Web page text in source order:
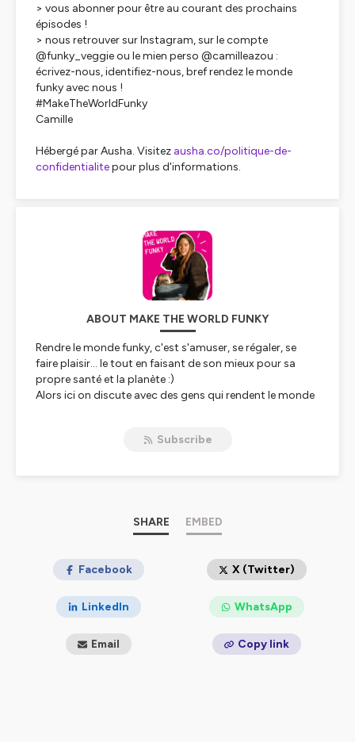
> vous abonner pour être au courant des prochains
épisodes !
> nous retrouver sur Instagram, sur le compte
@funky_veggie ou le mien perso @camilleazou :
écrivez-nous, identifiez-nous, bref rendez le monde
funky avec nous !
#MakeTheWorldFunky
Camille
Hébergé par Ausha. Visitez ausha.co/politique-de-
confidentialitepour plus d'informations.
ABOUT MAKE THE WORLD FUNKY
Rendre le monde funky, c'est s'amuser, se régaler, se
faire plaisir… le tout en faisant de son mieux pour sa
propre santé et la planète :)
Alors ici on discute avec des gens qui rendent le monde
quotidien, et zéro bullshit !
#MakeTheWorldFunky 🌈
confidentialitepour plus d'informations.
Subscribe
SHARE EMBED
Facebook X (Twitter)
LinkedIn WhatsApp
Email Copy link